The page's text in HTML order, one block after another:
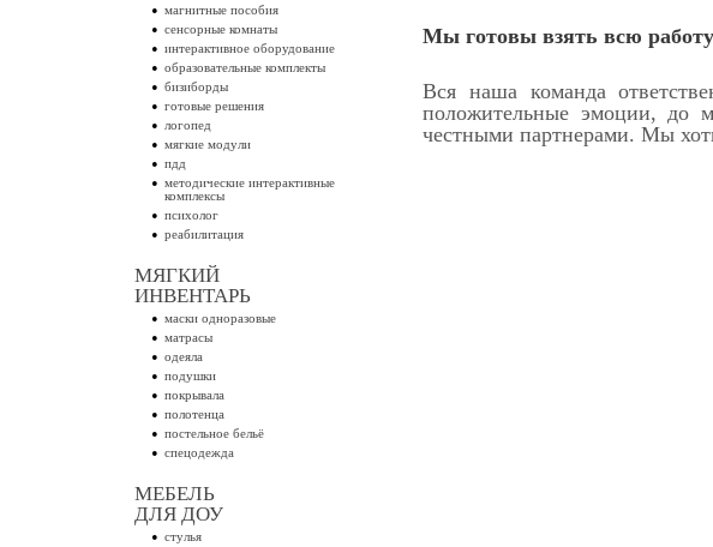
магнитные пособия
сенсорные комнаты
интерактивное оборудование
образовательные комплекты
бизиборды
готовые решения
логопед
мягкие модули
пдд
методические интерактивные
комплексы
психолог
реабилитация
МЯГКИЙ
ИНВЕНТАРЬ
маски одноразовые
матрасы
одеяла
подушки
покрывала
полотенца
постельное бельё
спецодежда
МЕБЕЛЬ
ДЛЯ ДОУ
стулья
Мы готовы взять всю
Вся наша команда
положительные эмоции, до
честными партнерами. Мы